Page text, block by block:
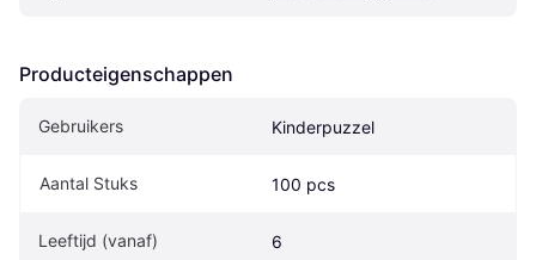
Producteigenschappen
Gebruikers Kinderpuzzel
Aantal Stuks 100 pcs
Leeftijd (vanaf) 6